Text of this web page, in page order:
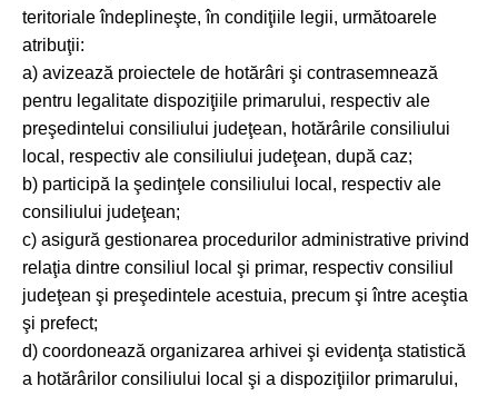
teritoriale îndeplineşte, în condiţiile legii, următoarele
atribuţii:
a) avizează proiectele de hotărâri şi contrasemnează
pentru legalitate dispoziţiile primarului, respectiv ale
preşedintelui consiliului judeţean, hotărârile consiliului
local, respectiv ale consiliului judeţean, după caz;
b) participă la şedinţele consiliului local, respectiv ale
consiliului judeţean;
c) asigură gestionarea procedurilor administrative privind
relaţia dintre consiliul local şi primar, respectiv consiliul
judeţean şi preşedintele acestuia, precum şi între aceştia
şi prefect;
d) coordonează organizarea arhivei şi evidenţa statistică
a hotărârilor consiliului local şi a dispoziţiilor primarului,